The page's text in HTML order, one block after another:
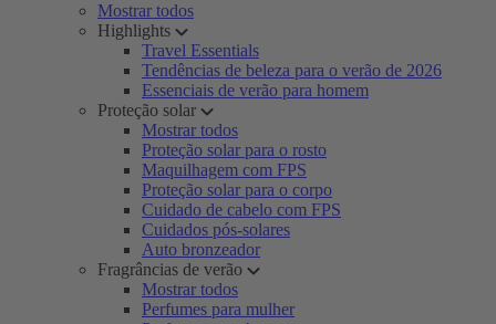
Mostrar todos
Highlights
Travel Essentials
Tendências de beleza para o verão de 2026
Essenciais de verão para homem
Proteção solar
Mostrar todos
Proteção solar para o rosto
Maquilhagem com FPS
Proteção solar para o corpo
Cuidado de cabelo com FPS
Cuidados pós-solares
Auto bronzeador
Fragrâncias de verão
Mostrar todos
Perfumes para mulher